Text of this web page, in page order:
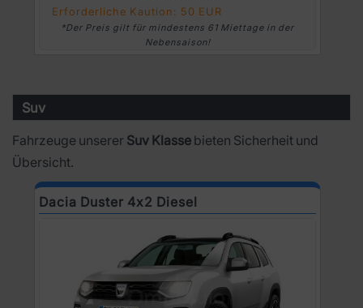
Erforderliche Kaution: 50 EUR
*Der Preis gilt für mindestens 61 Miettage in der
Nebensaison!
Suv
Fahrzeuge unserer Suv Klasse bieten Sicherheit und
Übersicht.
Dacia Duster 4x2 Diesel